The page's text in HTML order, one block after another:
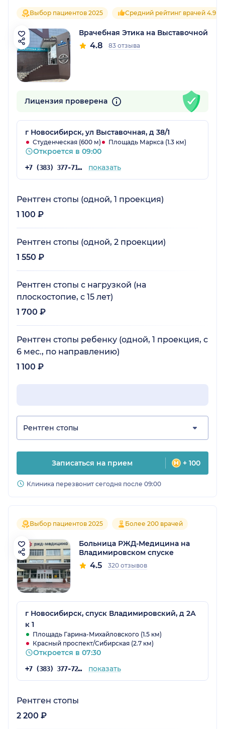
Выбор пациентов 2025 Средний рейтинг врачей 4.9
Врачебная Этика на Выставочной
4.8 83 отзыва
Лицензия проверена
г Новосибирск, ул Выставочная, д 38/1
Студенческая (600 м) Площадь Маркса (1.3 км)
Откроется в 09:00
+7 (383) 377-71-94 показать
Рентген стопы (одной, 1 проекция)
1 100 ₽
Рентген стопы (одной, 2 проекции)
1 550 ₽
Рентген стопы с нагрузкой (на
плоскостопие, с 15 лет)
1 700 ₽
Рентген стопы ребенку (одной, 1 проекция, с
6 мес., по направлению)
1 100 ₽
Рентген стопы
Записаться на прием + 100
Клиника перезвонит сегодня после 09:00
Выбор пациентов 2025 Более 200 врачей
Больница РЖД-Медицина на
Владимировском спуске
4.5 320 отзывов
г Новосибирск, спуск Владимировский, д 2А
к 1
Площадь Гарина-Михайловского (1.5 км)
Красный проспект/Сибирская (2.7 км)
Откроется в 07:30
+7 (383) 377-72-59 показать
Рентген стопы
2 200 ₽